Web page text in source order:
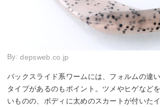
By:depsweb.co.jp
バックスライド系ワームには、フォルムの違
タイプがあるのもポイント。ツメやヒゲなど
いものの、ボディに太めのスカートが付いた